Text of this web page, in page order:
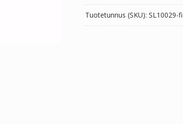
Tuotetunnus (SKU): SL10029-